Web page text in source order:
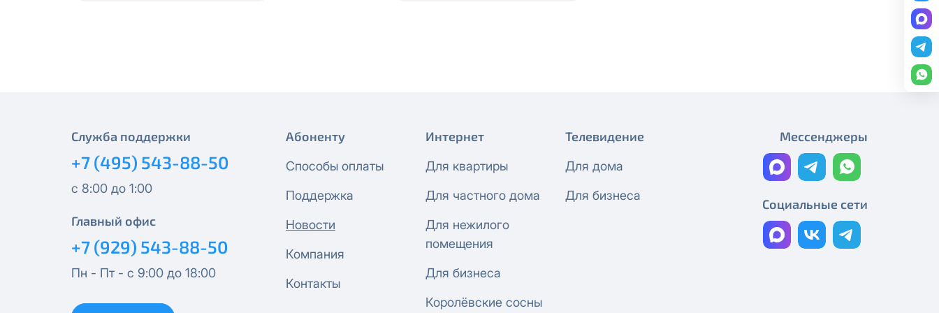
Технические работы Смотрёшка
Технические работы Смотрёшка
Технические работы Смотрёшка
Технические работы Смотрёшка
Технические работы Смотрёшка
Служба поддержки
+7 (495) 543-88-50
с 8:00 до 1:00
Главный офис
+7 (929) 543-88-50
Пн - Пт - с 9:00 до 18:00
Абоненту
Способы оплаты
Поддержка
Новости
Компания
Контакты
Интернет
Для квартиры
Для частного дома
Для нежилого
помещения
Для бизнеса
Королёвские сосны
Телевидение
Для дома
Для бизнеса
Мессенджеры
Социальные сети
Спутник 200
МойДом500